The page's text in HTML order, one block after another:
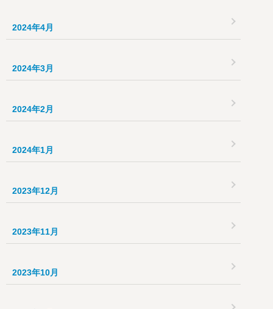
2024年4月
2024年3月
2024年2月
2024年1月
2023年12月
2023年11月
2023年10月